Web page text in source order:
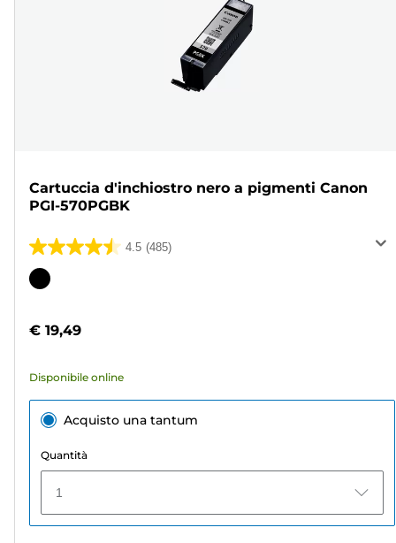
Cartuccia d'inchiostro nero a pigmenti Canon
PGI-570PGBK
4.5 (485)
4.5
su
485
Cartuccia
colori
€ 19,49
Disponibile online
Acquisto una tantum
Quantità
1